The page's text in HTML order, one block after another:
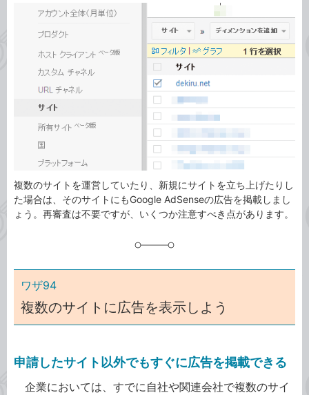
複数のサイトを運営していたり、新規にサイトを立ち上げたりし
た場合は、そのサイトにもGoogle AdSenseの広告を掲載しまし
ょう。再審査は不要ですが、いくつか注意すべき点があります。
ワザ94
複数のサイトに広告を表示しよう
申請したサイト以外でもすぐに広告を掲載できる
企業においては、すでに自社や関連会社で複数のサイ